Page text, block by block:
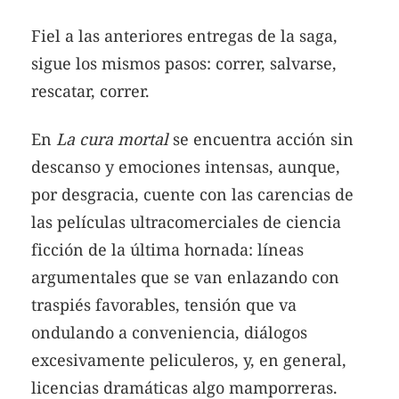
Fiel a las anteriores entregas de la saga,
sigue los mismos pasos: correr, salvarse,
rescatar, correr.
En La cura mortalse encuentra acción sin
descanso y emociones intensas, aunque,
por desgracia, cuente con las carencias de
las películas ultracomerciales de ciencia
ficción de la última hornada: líneas
argumentales que se van enlazando con
traspiés favorables, tensión que va
ondulando a conveniencia, diálogos
excesivamente peliculeros, y, en general,
licencias dramáticas algo mamporreras.